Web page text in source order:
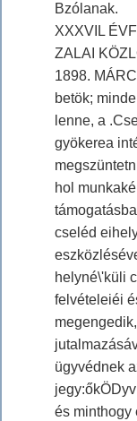
Bzólanak.
XXXVIL
ZALAI
1898.
betök;
lenne, a
gyökerea
hol
cseléd
helyné\'küli
felvételeiéi
ügyvédnek
és minthogy